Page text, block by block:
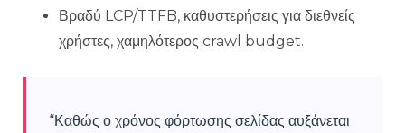
Βραδύ LCP/TTFB, καθυστερήσεις για διεθνείς
χρήστες, χαμηλότερος crawl budget.
“Καθώς ο χρόνος φόρτωσης σελίδας αυξάνεται